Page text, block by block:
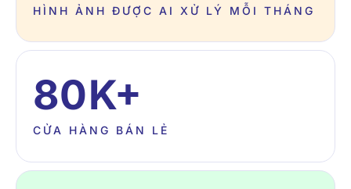
HÌNH ẢNH ĐƯỢC AI XỬ LÝ MỖI THÁNG
80K+
CỬA HÀNG BÁN LẺ